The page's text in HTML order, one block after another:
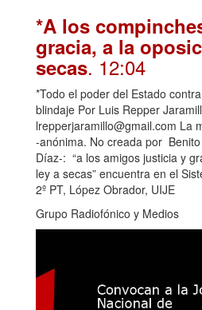
*A los
gracia, a la
secas. 12:04
*Todo el poder del Estado
blindaje Por Luis Repper
lrepperjaramillo@gmail.com La
-anónima. No creada por
Díaz-: “a los amigos justicia y
ley a secas” encuentra en el
2º PT, López Obrador, UIJE
Grupo Radiofónico y Medios